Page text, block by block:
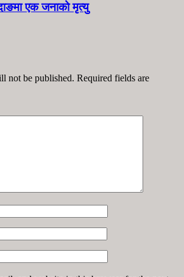
एक जनाको मृत्यु
not be published. Required fields are